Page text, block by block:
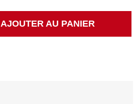
AJOUTER AU PANIER